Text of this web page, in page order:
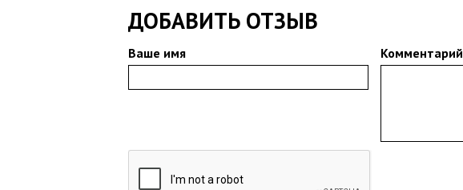
ДОБАВИТЬ ОТЗЫВ
Ваше имя Комментарий